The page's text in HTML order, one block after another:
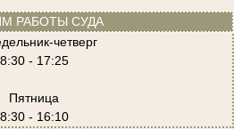
РАБОТЫ СУДА
четверг
8:30 - 17:25
Пятница
8:30 - 16:10